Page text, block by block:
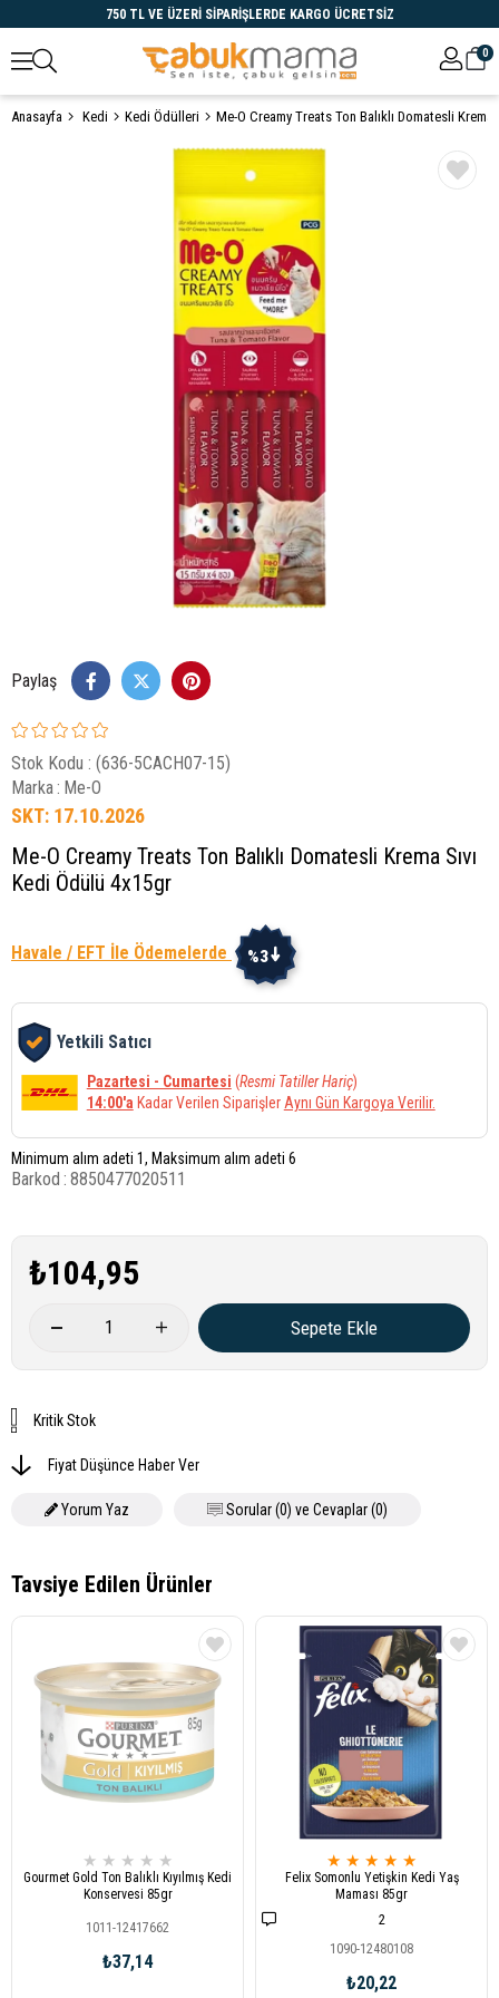
750 TL VE ÜZERİ SİPARİŞLERDE KARGO ÜCRETSİZ
0
Anasayfa Kedi Kedi Ödülleri
Paylaş
Stok Kodu
(636-5CACH07-15)
Marka: Me-O
SKT: 17.10.2026
Me-O Creamy Treats Ton Balıklı Domatesli Krema Sıvı
Kedi Ödülü 4x15gr
Havale / EFT İle Ödemelerde %3
Yetkili Satıcı
Pazartesi - Cumartesi (Resmi Tatiller Hariç)
14:00'a Kadar Verilen Siparişler Aynı Gün Kargoya Verilir.
Minimum alım adeti 1, Maksimum alım adeti 6
Barkod : 8850477020511
₺104,95
Kritik Stok
Fiyat Düşünce Haber Ver
Yorum Yaz Sorular (0) ve Cevaplar (0)
★ ★ ★ ★ ★
Gourmet Gold Ton Balıklı Kıyılmış Kedi
Konservesi 85gr
1011-12417662
₺37,14
★ ★ ★ ★ ★
Felix Somonlu Yetişkin Kedi Yaş
Maması 85gr
2
1090-12480108
₺20,22
Öne Çıkanlar